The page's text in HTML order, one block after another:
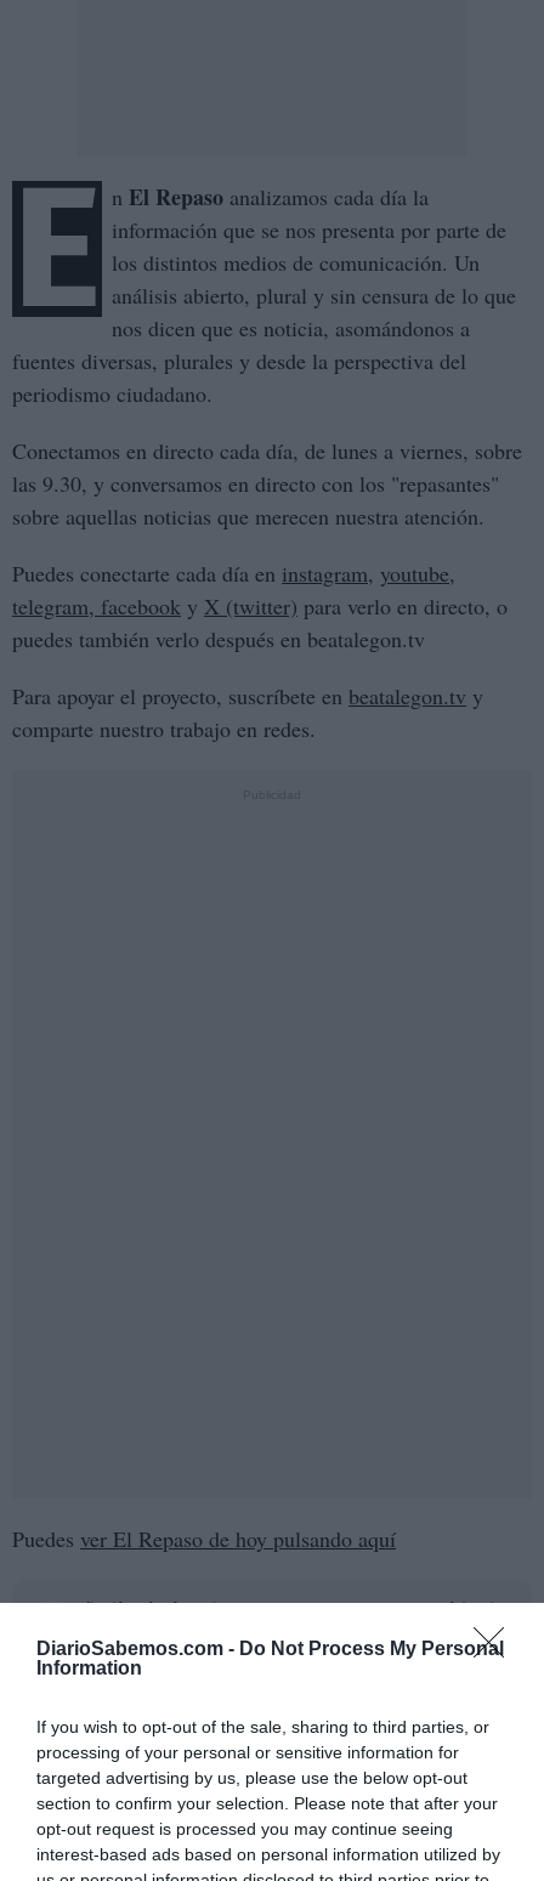
DiarioSabemos.com - Do Not Process My Personal
Information
If you wish to opt-out of the sale, sharing to third parties, or
processing of your personal or sensitive information for
targeted advertising by us, please use the below opt-out
section to confirm your selection. Please note that after your
opt-out request is processed you may continue seeing
interest-based ads based on personal information utilized by
E n El Repaso analizamos cada día la
información que se nos presenta por parte de
los distintos medios de comunicación. Un
análisis abierto, plural y sin censura de lo que
nos dicen que es noticia, asomándonos a
fuentes diversas, plurales y desde la perspectiva del
periodismo ciudadano.
Conectamos en directo cada día, de lunes a viernes, sobre
las 9.30, y conversamos en directo con los "repasantes"
sobre aquellas noticias que merecen nuestra atención.
Puedes conectarte cada día en instagram, youtube,
telegram, facebook y X (twitter) para verlo en directo, o
puedes también verlo después en beatalegon.tv
Para apoyar el proyecto, suscríbete en beatalegon.tv y
comparte nuestro trabajo en redes.
Puedes ver El Repaso de hoy pulsando aquí
Mantente informado con las últimas noticias de actualidad.
ACTIVAR AHORA
ACTUALIDAD ANÁLISIS